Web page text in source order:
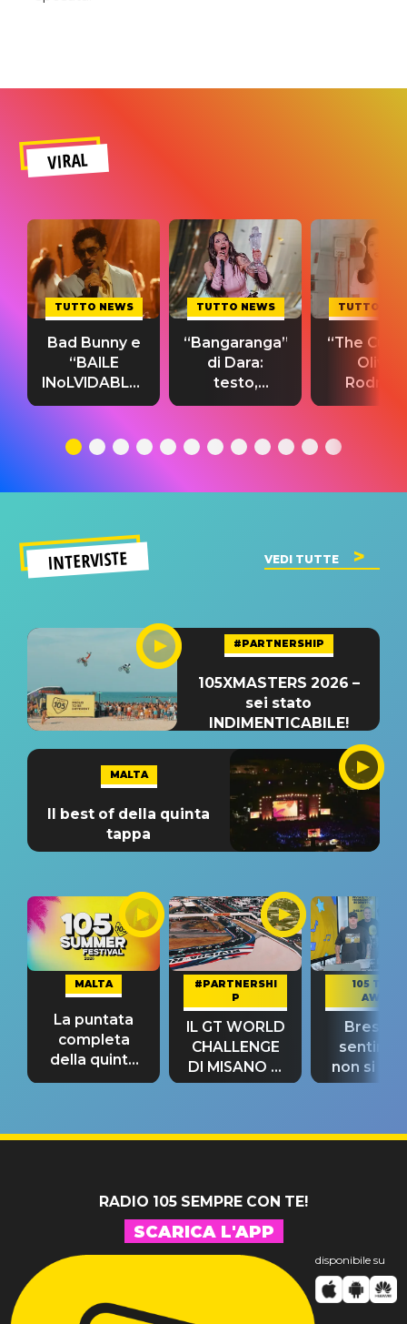
VIRAL
TUTTO NEWS
Bad Bunny e
“BAILE
INoLVIDABLE”:
testo,
significato
TUTTO NEWS
“Bangaranga”
di Dara:
testo,
traduzione e
del singolo
TUTTO
“The
Olivia
testo,
INTERVISTE VEDI TUTTE
#PARTNERSHIP
105XMASTERS 2026 –
sei stato
INDIMENTICABILE!
MALTA
Il best of della quinta
tappa
MALTA
La puntata
completa
della quinta
tappa
#PARTNERSHI
P
IL GT WORLD
CHALLENGE
DI MISANO si
riconferma
105 TAKE
AWAY
Bresh:
non si
fino alla
RADIO 105 SEMPRE CON TE!
SCARICA L'APP
disponibile su